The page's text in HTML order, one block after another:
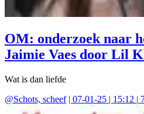
OM: onderzoek naar
Jaimie Vaes door Lil
Wat is dan liefde
@Schots, scheef | 07-01-25 | 15:12 |